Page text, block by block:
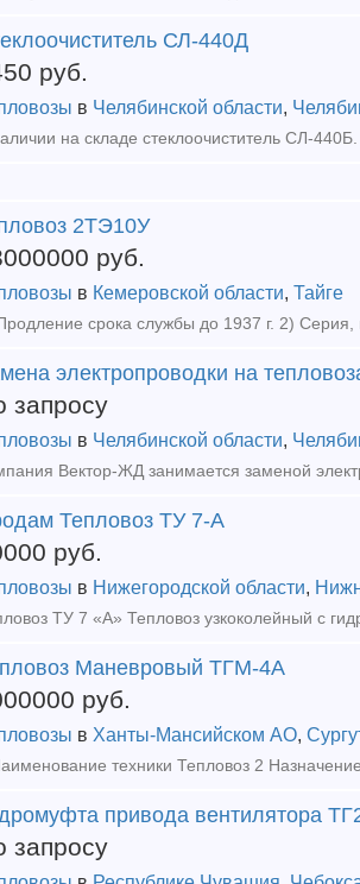
СЛ-440Д
руб.
в Челябинской области,
2ТЭ10У
руб.
в Кемеровской области, Тайге
электропроводки на
запросу
в Челябинской области,
Тепловоз ТУ 7-А
руб.
в Нижегородской области,
Маневровый ТГМ-4А
руб.
в Ханты-Мансийском АО,
привода вентилятора
запросу